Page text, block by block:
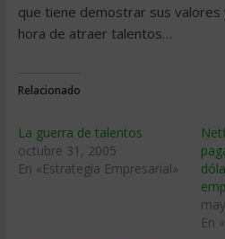
que tiene demostrar sus valores
hora de atraer talentos…
Relacionado
La guerra de talentos
octubre 31, 2005
En «Estrategia Empresarial»
En